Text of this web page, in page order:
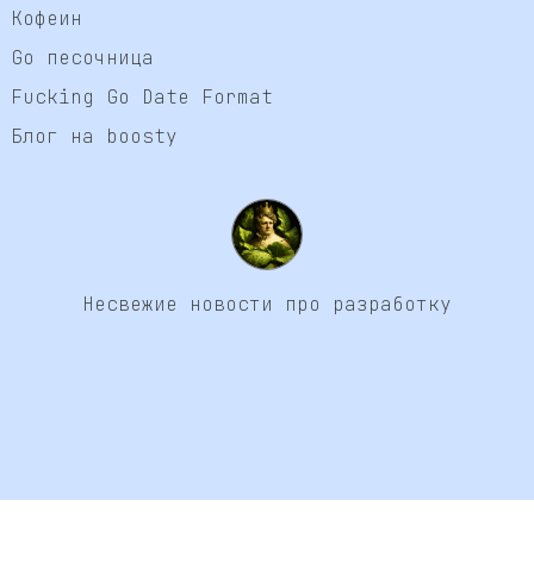
Кофеин
Go песочница
Fucking Go Date Format
Блог на boosty
Несвежие новости про разработку